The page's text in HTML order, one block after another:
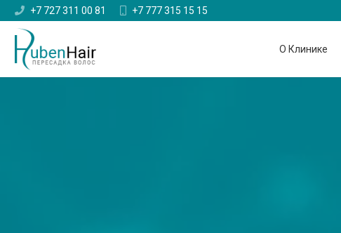
+7 727 311 00 81 +7 777 315 15 15
О Клинике